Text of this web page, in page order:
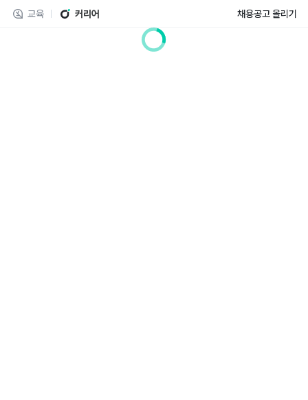
교육 커리어 채용공고 올리기